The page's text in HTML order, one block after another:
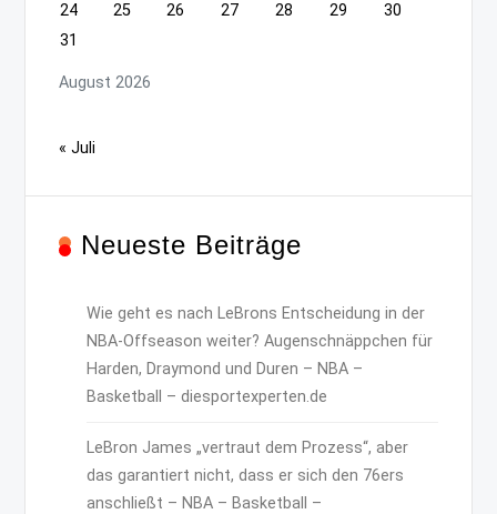
August 2026
24
25 26 27 28 29
30
31
« Juli
Neueste Beiträge
Wie geht es nach LeBrons Entscheidung in der
NBA-Offseason weiter? Augenschnäppchen für
Harden, Draymond und Duren – NBA –
Basketball – diesportexperten.de
LeBron James „vertraut dem Prozess“, aber
das garantiert nicht, dass er sich den 76ers
anschließt – NBA – Basketball –